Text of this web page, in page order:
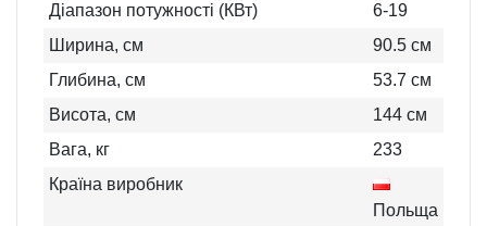
Діапазон потужності (КВт)
6-19
Ширина, см
90.5 см
Глибина, см
53.7 см
Висота, см
144 см
Вага, кг
233
Країна виробник
Польща